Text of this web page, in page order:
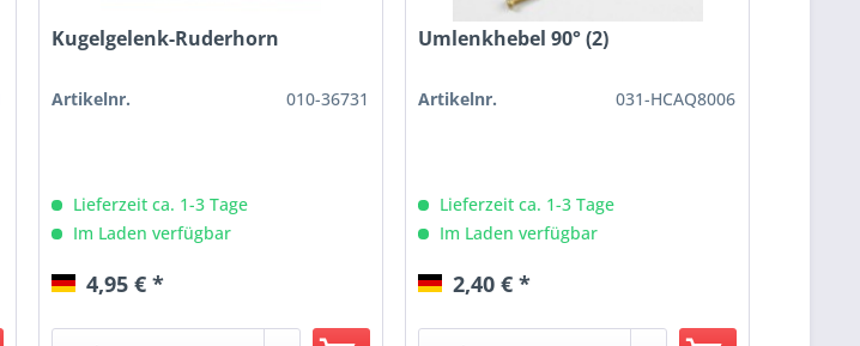
Kugelgelenk-Ruderhorn
Artikelnr. 010-36731
Lieferzeit ca. 1-3 Tage
Im Laden verfügbar
4,95 € *
Umlenkhebel 90° (2)
Artikelnr. 031-HCAQ8006
Lieferzeit ca. 1-3 Tage
Im Laden verfügbar
2,40 € *